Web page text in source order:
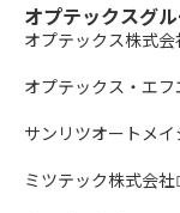
オプテックスグ
オプテックス株式会
オプテックス・エ
サンリツオートメ
ミツテック株式会社